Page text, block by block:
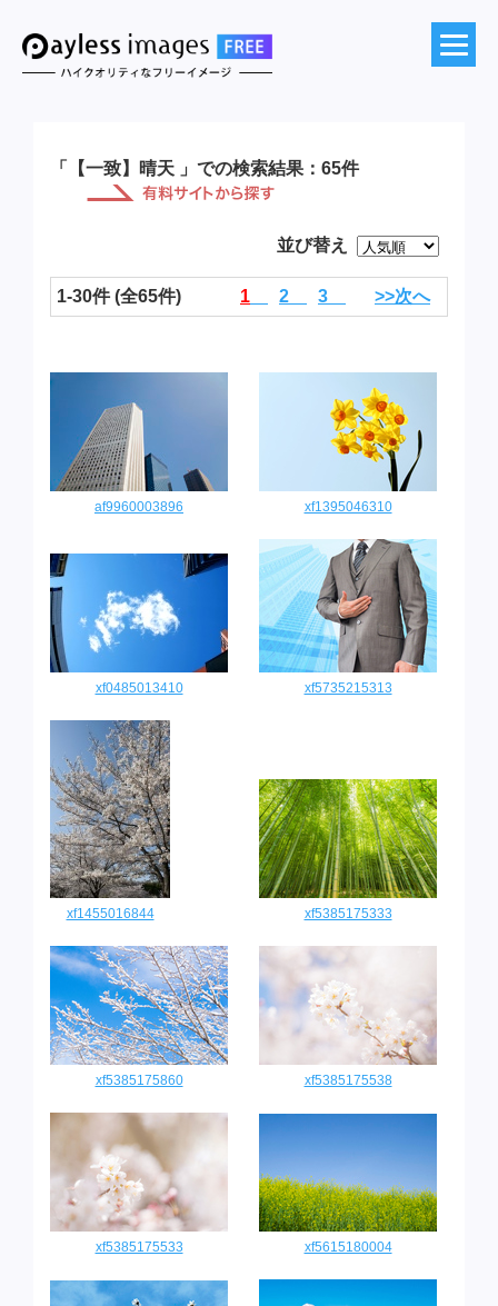
「【一致】晴天 」での検索結果：65件
並び替え
1-30件 (全65件) 1 2 3 >>次へ
af9960003896 xf1395046310
xf0485013410 xf5735215313
xf1455016844 xf5385175333
xf5385175860 xf5385175538
xf5385175533 xf5615180004